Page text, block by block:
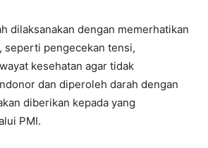
dilaksanakan dengan memerhatikan
seperti pengecekan tensi,
kesehatan agar tidak
dan diperoleh darah dengan
diberikan kepada yang
PMI.